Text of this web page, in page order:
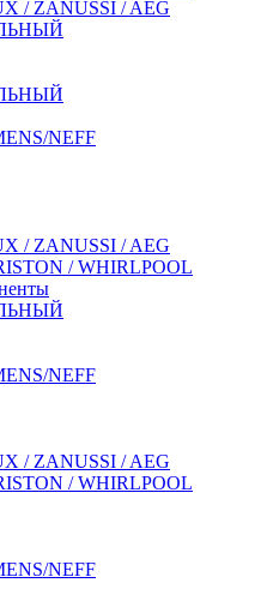
/ ZANUSSI / AEG
NEFF
/ ZANUSSI / AEG
/ WHIRLPOOL
NEFF
/ ZANUSSI / AEG
/ WHIRLPOOL
NEFF